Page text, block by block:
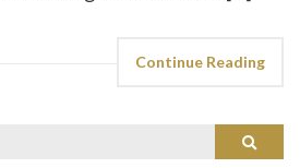
Continue Reading
Search